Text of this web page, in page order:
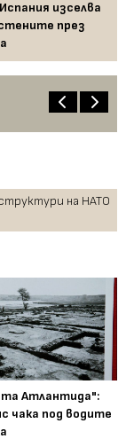
изселва
през
на НАТО
Атлантида":
чака под водите